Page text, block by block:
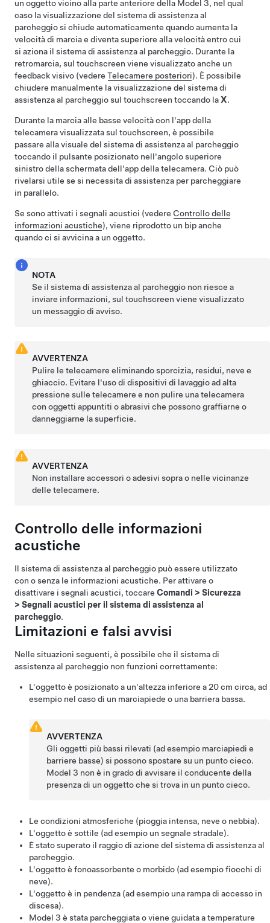
un oggetto vicino alla parte anteriore della Model 3, nel qual
caso la visualizzazione del sistema di assistenza al
parcheggio si chiude automaticamente quando aumenta la
velocità di marcia e diventa superiore alla velocità entro cui
si aziona il sistema di assistenza al parcheggio. Durante la
retromarcia, sul touchscreen viene visualizzato anche un
feedback visivo (vedere Telecamere posteriori). È possibile
chiudere manualmente la visualizzazione del sistema di
assistenza al parcheggio sul touchscreen toccando laX.
Durante la marcia alle basse velocità con l'app della
telecamera visualizzata sul touchscreen, è possibile
passare alla visuale del sistema di assistenza al parcheggio
toccando il pulsante posizionato nell'angolo superiore
sinistro della schermata dell'app della telecamera. Ciò può
rivelarsi utile se si necessita di assistenza per parcheggiare
in parallelo.
Se sono attivati i segnali acustici (vedere Controllo delle
informazioni acustiche), viene riprodotto un bip anche
quando ci si avvicina a un oggetto.
NOTA
Se il sistema di assistenza al parcheggio non riesce a
inviare informazioni, sultouchscreen viene visualizzato
un messaggio di avviso.
AVVERTENZA
Pulire le telecamere eliminando sporcizia, residui, neve e
ghiaccio. Evitare l'uso di dispositivi di lavaggio ad alta
pressione sulle telecamere e non pulire una telecamera
con oggetti appuntiti o abrasivi che possono graffiarne o
danneggiarne la superficie.
AVVERTENZA
Non installare accessori o adesivi sopra o nelle vicinanze
delle telecamere.
Controllo delle informazioni
acustiche
Il sistema di assistenza al parcheggio può essere utilizzato
con o senza le informazioni acustiche. Per attivare o
disattivare i segnali acustici, toccare Comandi > Sicurezza
> Segnali acustici per il sistema di assistenza al
parcheggio.
Limitazioni e falsi avvisi
Nelle situazioni seguenti, è possibile che il sistema di
assistenza al parcheggio non funzioni correttamente:
L'oggetto è posizionato a un'altezza inferiore a20 cm circa, ad
esempio nel caso di un marciapiede o una barriera bassa.
AVVERTENZA
Gli oggetti più bassi rilevati (ad esempio marciapiedi e
barriere basse) si possono spostare su un punto cieco.
Model 3 non è in grado di avvisare il conducente della
presenza di un oggetto che si trova in un punto cieco.
Le condizioni atmosferiche (pioggia intensa, neve o nebbia).
L'oggetto è sottile (ad esempio un segnale stradale).
È stato superato il raggio di azione del sistema di assistenza al
parcheggio.
L'oggetto è fonoassorbente o morbido (ad esempio fiocchi di
neve).
L'oggetto è in pendenza (ad esempio una rampa di accesso in
discesa).
Model 3 è stata parcheggiata o viene guidata a temperature